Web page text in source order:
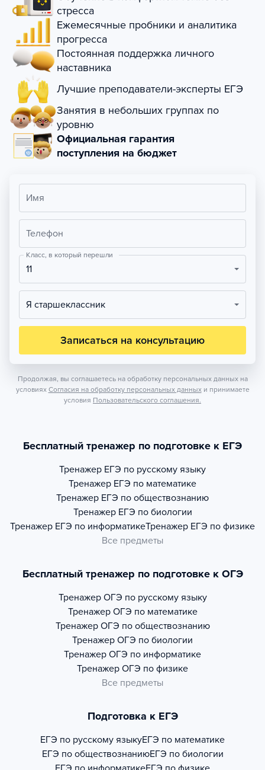
стресса
Ежемесячные пробники и аналитика
прогресса
Постоянная поддержка личного
наставника
Лучшие преподаватели-эксперты ЕГЭ
Занятия в небольших группах по
уровню
Официальная гарантия
поступления на бюджет
Имя
Телефон
Класс, в который перешли
11
Я старшеклассник
Записаться на консультацию
Продолжая, вы соглашаетесь на обработку персональных данных на
условиях Согласия на обработку персональных данных и принимаете
условия Пользовательского соглашения.
Бесплатный тренажер по подготовке к ЕГЭ
Тренажер ЕГЭ по русскому языку
Тренажер ЕГЭ по математике
Тренажер ЕГЭ по обществознанию
Тренажер ЕГЭ по биологии
Тренажер ЕГЭ по информатикеТренажер ЕГЭ по физике
Все предметы
Бесплатный тренажер по подготовке к ОГЭ
Тренажер ОГЭ по русскому языку
Тренажер ОГЭ по математике
Тренажер ОГЭ по обществознанию
Тренажер ОГЭ по биологии
Тренажер ОГЭ по информатике
Тренажер ОГЭ по физике
Все предметы
Подготовка к ЕГЭ
ЕГЭ по русскому языкуЕГЭ по математике
ЕГЭ по обществознаниюЕГЭ по биологии